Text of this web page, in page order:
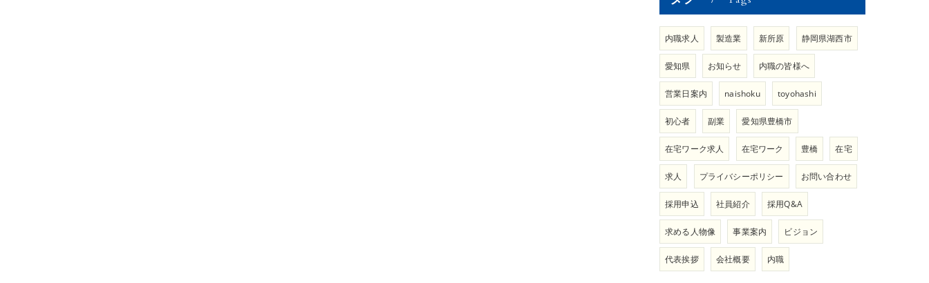
内職求人 製造業 新所原 静岡県湖西市
愛知県 お知らせ 内職の皆様へ
営業日案内 naishoku toyohashi
初心者 副業 愛知県豊橋市
在宅ワーク求人 在宅ワーク 豊橋 在宅
求人 プライバシーポリシー お問い合わせ
採用申込 社員紹介 採用Q&A
求める人物像 事業案内 ビジョン
代表挨拶 会社概要 内職